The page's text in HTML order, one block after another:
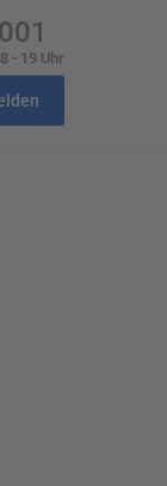
- 19 Uhr